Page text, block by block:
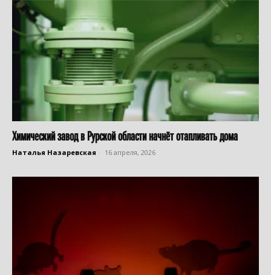
Химический завод в Рурской области начнёт отапливать дома
Наталья Назаревская 16 апреля, 2026